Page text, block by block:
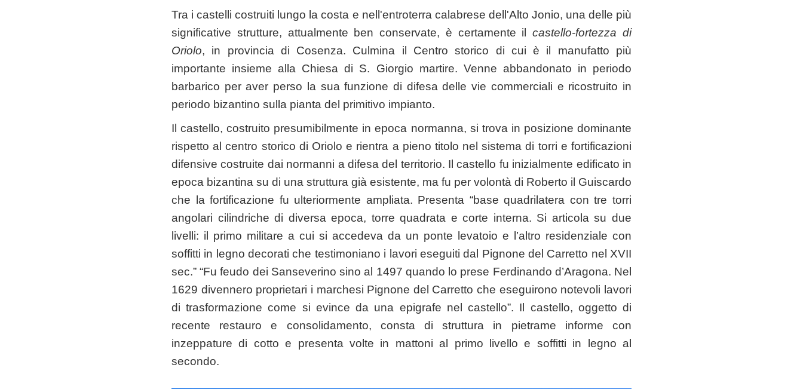
Tra i castelli costruiti lungo la costa e nell'entroterra calabrese dell'Alto Jonio, una delle più
significative strutture, attualmente ben conservate, è certamente ilcastello-fortezza di
Oriolo, in provincia di Cosenza. Culmina il Centro storico di cui è il manufatto più
importante insieme alla Chiesa di S. Giorgio martire. Venne abbandonato in periodo
barbarico per aver perso la sua funzione di difesa delle vie commerciali e ricostruito in
periodo bizantino sulla pianta del primitivo impianto.
Il castello, costruito presumibilmente in epoca normanna, si trova in posizione dominante
rispetto al centro storico di Oriolo e rientra a pieno titolo nel sistema di torri e fortificazioni
difensive costruite dai normanni a difesa del territorio. Il castello fu inizialmente edificato in
epoca bizantina su di una struttura già esistente, ma fu per volontà di Roberto il Guiscardo
che la fortificazione fu ulteriormente ampliata. Presenta “base quadrilatera con tre torri
angolari cilindriche di diversa epoca, torre quadrata e corte interna. Si articola su due
livelli: il primo militare a cui si accedeva da un ponte levatoio e l’altro residenziale con
soffitti in legno decorati che testimoniano i lavori eseguiti dal Pignone del Carretto nel XVII
sec.” “Fu feudo dei Sanseverino sino al 1497 quando lo prese Ferdinando d’Aragona. Nel
1629 divennero proprietari i marchesi Pignone del Carretto che eseguirono notevoli lavori
di trasformazione come si evince da una epigrafe nel castello”. Il castello, oggetto di
recente restauro e consolidamento, consta di struttura in pietrame informe con
inzeppature di cotto e presenta volte in mattoni al primo livello e soffitti in legno al
secondo.